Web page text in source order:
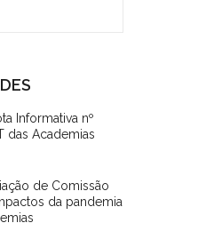
Informativa nº
das Academias
de Comissão
da pandemia